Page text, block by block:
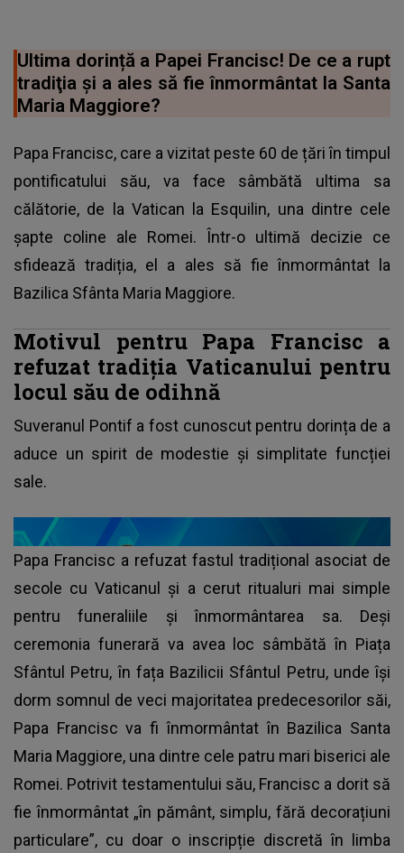
Ultima dorință a Papei Francisc! De ce a rupt
tradiţia și a ales să fie înmormântat la Santa
Maria Maggiore?
Papa Francisc, care a vizitat peste 60 de țări în timpul
pontificatului său, va face sâmbătă ultima sa
călătorie, de la Vatican la Esquilin, una dintre cele
șapte coline ale Romei. Într-o ultimă decizie ce
sfidează tradiția, el a ales să fie înmormântat la
Bazilica Sfânta Maria Maggiore.
Motivul pentru Papa Francisc a
refuzat tradiția Vaticanului pentru
locul său de odihnă
Suveranul Pontif a fost cunoscut pentru dorința de a
aduce un spirit de modestie și simplitate funcției
sale.
Papa Francisc a refuzat fastul tradițional asociat de
secole cu Vaticanul și a cerut ritualuri mai simple
pentru funeraliile și înmormântarea sa. Deși
ceremonia funerară va avea loc sâmbătă în Piața
Sfântul Petru, în fața Bazilicii Sfântul Petru, unde își
dorm somnul de veci majoritatea predecesorilor săi,
Papa Francisc va fi înmormântat în Bazilica Santa
Maria Maggiore, una dintre cele patru mari biserici ale
Romei. Potrivit testamentului său, Francisc a dorit să
fie înmormântat „în pământ, simplu, fără decorațiuni
particulare”, cu doar o inscripție discretă în limba